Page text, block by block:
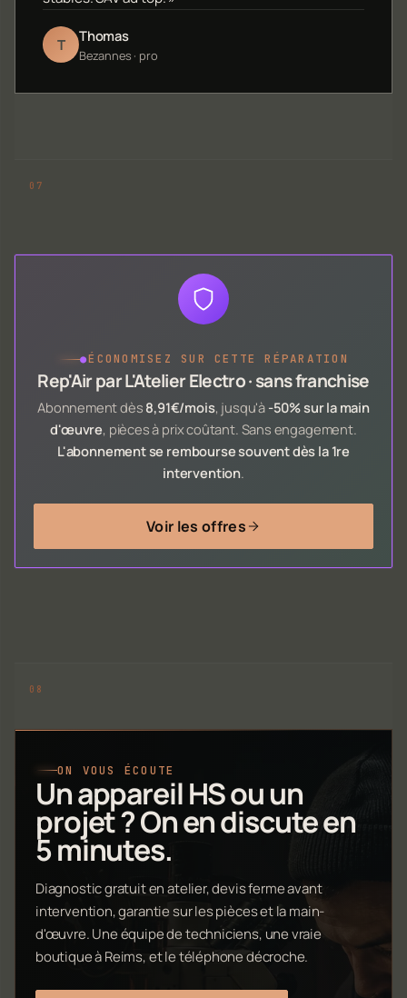
T Thomas
Bezannes · pro
●ÉCONOMISEZ SUR CETTE RÉPARATION
Rep'Air par L'Atelier Electro · sans franchise
Abonnement dès 8,91€/mois, jusqu'à -50% sur la main
d'œuvre, pièces à prix coûtant. Sans engagement.
L'abonnement se rembourse souvent dès la 1re
intervention.
Voir les offres
ON VOUS ÉCOUTE
Un appareil HS ou un
projet ? On en discute en
5 minutes.
Diagnostic gratuit en atelier, devis ferme avant
intervention, garantie sur les pièces et la main-
d'œuvre. Une équipe de techniciens, une vraie
boutique à Reims, et le téléphone décroche.